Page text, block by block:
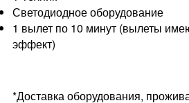
Светодиодное оборудование
1 вылет по 10 минут (вылеты
эффект)
*Доставка оборудования,